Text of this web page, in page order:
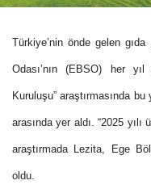
Türkiye’nin önde gelen
Odası’nın (EBSO) her
Kuruluşu” araştırmasında
arasında yer aldı. “2025
araştırmada Lezita, Ege
oldu.